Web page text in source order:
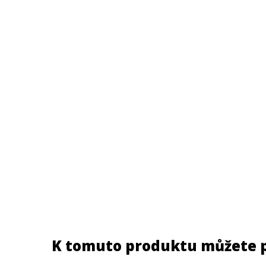
K tomuto produktu můžete